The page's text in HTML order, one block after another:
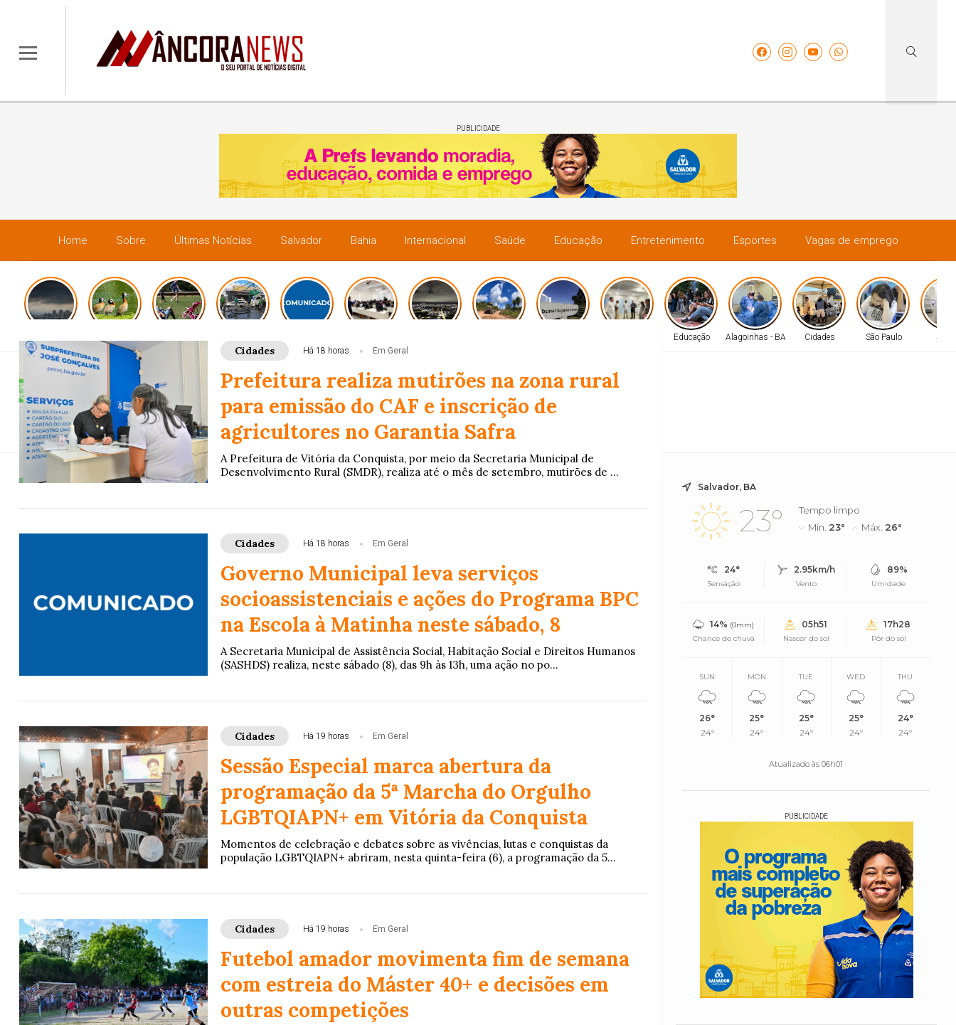
PUBLICIDADE
Home Sobre Últimas Notícias Salvador Bahia Internacional Saúde Educação Entretenimento Esportes Vagas de emprego
Educação Alagoinhas - BA Cidades São Paulo
Geral
Cidades Há 18 horas Em Geral
Prefeitura realiza mutirões na zona rural
para emissão do CAF e inscrição de
agricultores no Garantia Safra
A Prefeitura de Vitória da Conquista, por meio da Secretaria Municipal de
Desenvolvimento Rural (SMDR), realiza até o mês de setembro, mutirões de ...
Cidades Há 18 horas Em Geral
Governo Municipal leva serviços
socioassistenciais e ações do Programa BPC
na Escola à Matinha neste sábado, 8
A Secretaria Municipal de Assistência Social, Habitação Social e Direitos Humanos
(SASHDS) realiza, neste sábado (8), das 9h às 13h, uma ação no po...
Cidades Há 19 horas Em Geral
Sessão Especial marca abertura da
programação da 5ª Marcha do Orgulho
LGBTQIAPN+ em Vitória da Conquista
Momentos de celebração e debates sobre as vivências, lutas e conquistas da
população LGBTQIAPN+ abriram, nesta quinta-feira (6), a programação da 5...
Cidades Há 19 horas Em Geral
Futebol amador movimenta fim de semana
com estreia do Máster 40+ e decisões em
outras competições
Salvador, BA
23°
Tempo limpo
Mín. 23° Máx. 26°
24°
Sensação
2.95km/h
Vento
89%
Umidade
14% (0mm)
Chance de chuva
05h51
Nascer do sol
17h28
Pôr do sol
SUN
26°
24°
MON
25°
24°
TUE
25°
24°
WED
25°
24°
THU
24°
24°
Atualizado às 06h01
PUBLICIDADE